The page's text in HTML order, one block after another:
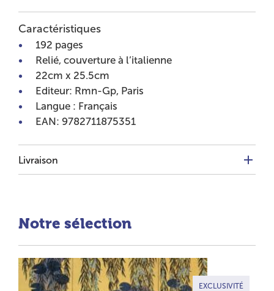
Caractéristiques
192 pages
Relié, couverture à l’italienne
22cm x 25.5cm
Editeur: Rmn-Gp, Paris
Langue : Français
EAN: 9782711875351
Livraison
Notre sélection
EXCLUSIVITÉ